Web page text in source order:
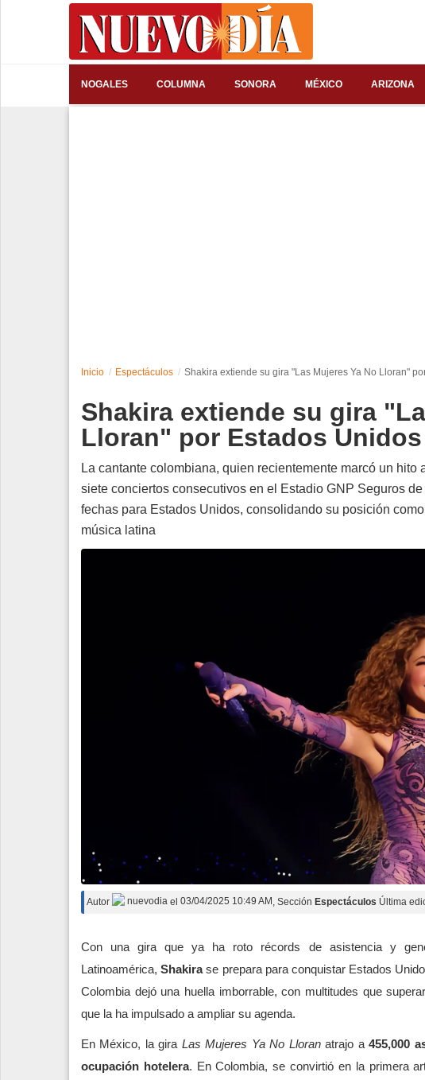
NOGALES COLUMNA SONORA MÉXICO ARIZONA
Edición Impresa
Inicio Espectáculos Shakira extiende su gira "Las Mujeres Ya No Lloran"
Shakira extiende su gira
Lloran" por Estados Unidos
La cantante colombiana, quien recientemente marcó un
siete conciertos consecutivos en el Estadio GNP Seguros
fechas para Estados Unidos, consolidando su posición
música latina
Autor nuevodia el 03/04/2025 10:49 AM , Sección Espectáculos Última
Con una gira que ya ha roto récords de asistencia y
Latinoamérica,Shakirase prepara para conquistar Estados
Colombia dejó una huella imborrable, con multitudes que
que la ha impulsado a ampliar su agenda.
En México, la gira Las Mujeres Ya No Lloranatrajo a455,000
ocupación hotelera. En Colombia, se convirtió en la primera